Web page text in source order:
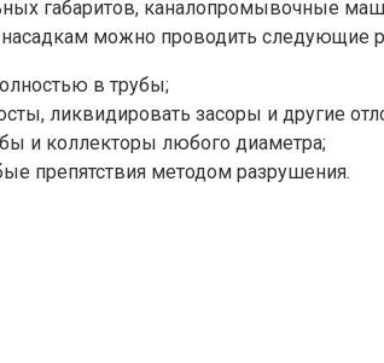
габаритов, каналопромывочные
можно проводить следующие
в трубы;
ликвидировать засоры и другие
и коллекторы любого диаметра;
препятствия методом разрушения.